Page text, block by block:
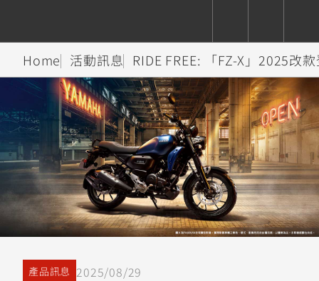
依風格 依排氣量
Super
Sport
Hyper
Naked
Sport
Heritage
YZF-R9
550+
550+
MT-
09
Y-
AMT
MT-
09
550+
XSR
700
550+
依風格 依排氣量
Premium Sport FashionAdventureFamily
TMAX
550+
251~549
CYGNUS
XR
150
CYGNUS
Limi
125
BW'S
125
AXIS
Z /
Zii
125
CUXiE
2.5 kw
追蹤愛車
我的愛車 瀏覽紀錄
Home 活動訊息 RIDE FREE: 「FZ-X」2025改
產品訊息 2025/08/29